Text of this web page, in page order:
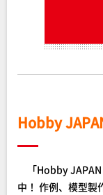
Hobby
「Hobby JAPAN
中！ 作例、模型